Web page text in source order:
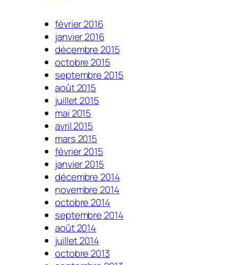
février 2016
janvier 2016
décembre 2015
octobre 2015
septembre 2015
août 2015
juillet 2015
mai 2015
avril 2015
mars 2015
février 2015
janvier 2015
décembre 2014
novembre 2014
octobre 2014
septembre 2014
août 2014
juillet 2014
octobre 2013